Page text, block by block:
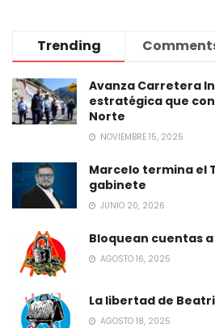
Trending
Avanza Carretera
estratégica que
Norte
NOVIEMBRE 15, 2025
Marcelo termina el
gabinete
JUNIO 20, 2026
Bloquean cuentas
AGOSTO 16, 2025
La libertad de
AGOSTO 18, 2025